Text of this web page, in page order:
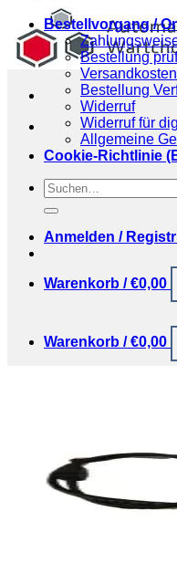
Bestellvorgang /
Bestellung
Bestellung
Widerruf
Widerruf für
Allgemeine
Cookie-Richtlinie
Suchen
nach:
Anmelden /
Warenkorb /€0,00
Warenkorb /€0,00